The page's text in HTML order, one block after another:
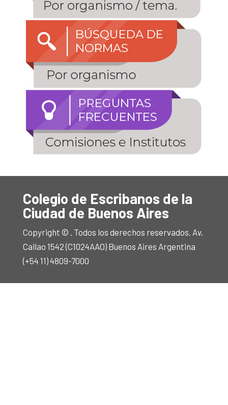
Colegio de Escribanos de la
Ciudad de Buenos Aires
Copyright © . Todos los derechos reservados. Av.
Callao 1542 (C1024AAO) Buenos Aires Argentina
(+54 11) 4809-7000